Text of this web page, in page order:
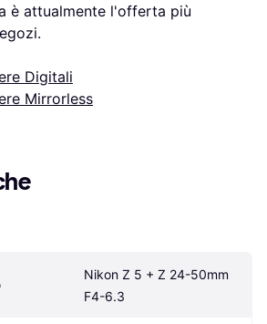
è attualmente l'offerta più
Digitali
Mirrorless
Nikon Z 5 + Z 24-50mm
F4-6.3